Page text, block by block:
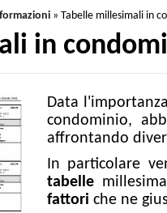
» Tabelle millesimali in
in
Data
condominio,
affrontando
In particolare
tabelle
fattori che ne